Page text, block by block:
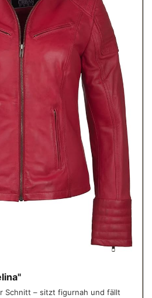
Schnitt – sitzt figurnah und fällt